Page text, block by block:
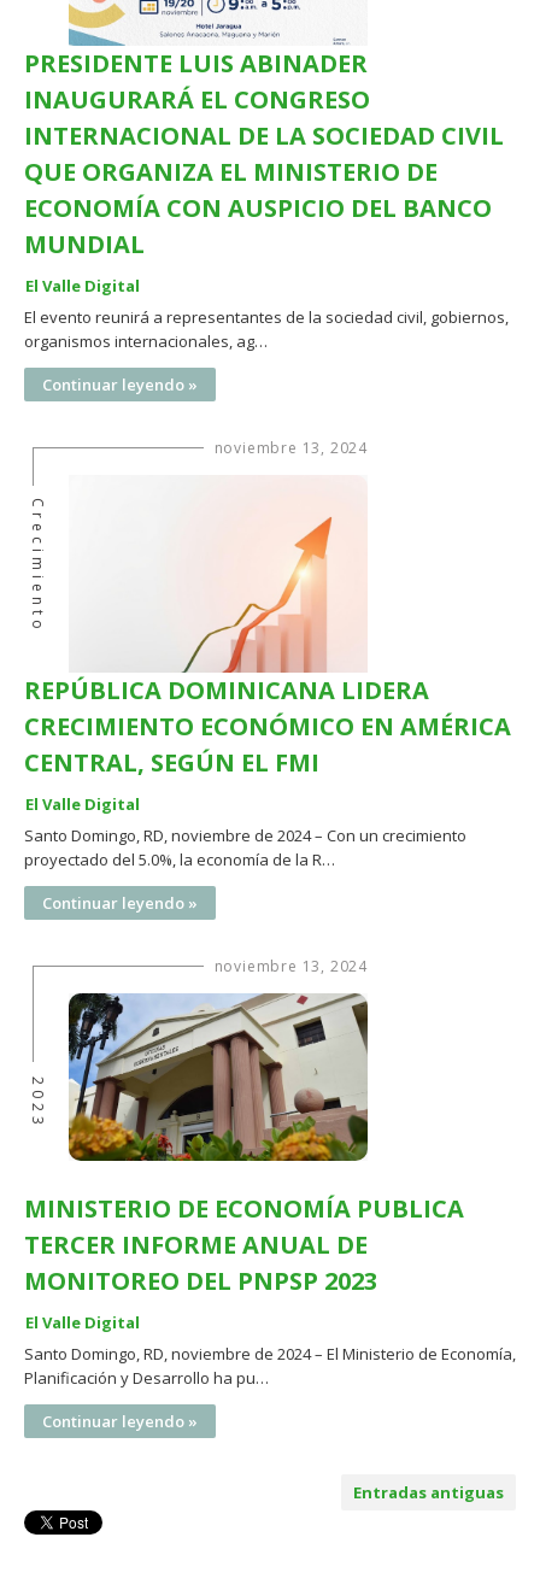
PRESIDENTE LUIS ABINADER
INAUGURARÁ EL CONGRESO
INTERNACIONAL DE LA SOCIEDAD CIVIL
QUE ORGANIZA EL MINISTERIO DE
ECONOMÍA CON AUSPICIO DEL BANCO
MUNDIAL
El Valle Digital
El evento reunirá a representantes de la sociedad civil, gobiernos,
organismos internacionales, ag…
Continuar leyendo »
noviembre 13, 2024
Crecimiento
REPÚBLICA DOMINICANA LIDERA
CRECIMIENTO ECONÓMICO EN AMÉRICA
CENTRAL, SEGÚN EL FMI
El Valle Digital
Santo Domingo, RD, noviembre de 2024 – Con un crecimiento
proyectado del 5.0%, la economía de la R…
Continuar leyendo »
noviembre 13, 2024
2023
MINISTERIO DE ECONOMÍA PUBLICA
TERCER INFORME ANUAL DE
MONITOREO DEL PNPSP 2023
El Valle Digital
Santo Domingo, RD, noviembre de 2024 – El Ministerio de Economía,
Planificación y Desarrollo ha pu…
Continuar leyendo »
Entradas antiguas